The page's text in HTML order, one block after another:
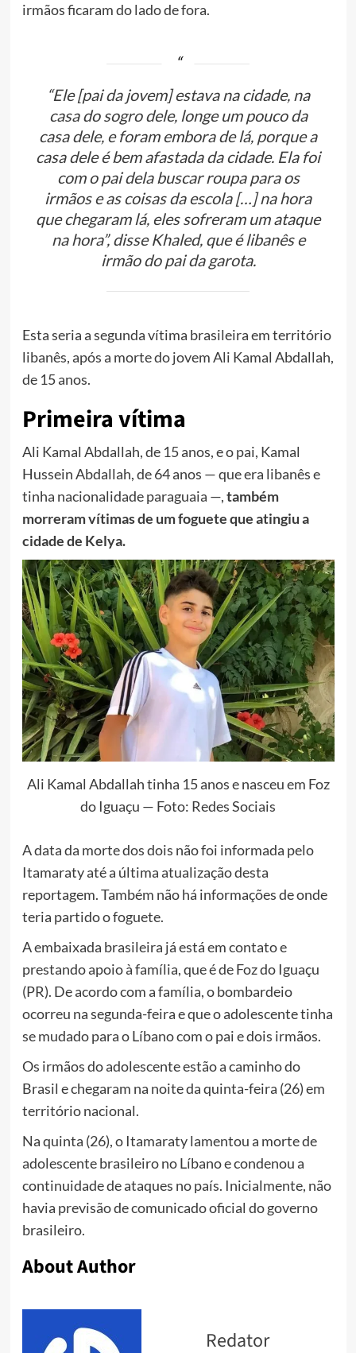
irmãos ficaram do lado de fora.
“Ele [pai da jovem] estava na cidade, na
casa do sogro dele, longe um pouco da
casa dele, e foram embora de lá, porque a
casa dele é bem afastada da cidade. Ela foi
com o pai dela buscar roupa para os
irmãos e as coisas da escola […] na hora
que chegaram lá, eles sofreram um ataque
na hora”, disse Khaled, que é libanês e
irmão do pai da garota.
Esta seria a segunda vítima brasileira em território
libanês, após a morte do jovem Ali Kamal Abdallah,
de 15 anos.
Primeira vítima
Ali Kamal Abdallah, de 15 anos, e o pai, Kamal
Hussein Abdallah, de 64 anos — que era libanês e
tinha nacionalidade paraguaia —,também
morreram vítimas de um foguete que atingiu a
cidade de Kelya.
Ali Kamal Abdallah tinha 15 anos e nasceu em Foz
do Iguaçu — Foto: Redes Sociais
A data da morte dos dois não foi informada pelo
Itamaraty até a última atualização desta
reportagem. Também não há informações de onde
teria partido o foguete.
A embaixada brasileira já está em contato e
prestando apoio à família, que é de Foz do Iguaçu
(PR). De acordo com a família, o bombardeio
ocorreu na segunda-feira e que o adolescente tinha
se mudado para o Líbano com o pai e dois irmãos.
Os irmãos do adolescente estão a caminho do
Brasil e chegaram na noite da quinta-feira (26) em
território nacional.
Na quinta (26), o Itamaraty lamentou a morte de
adolescente brasileiro no Líbano e condenou a
continuidade de ataques no país. Inicialmente, não
havia previsão de comunicado oficial do governo
brasileiro.
About Author
Redator